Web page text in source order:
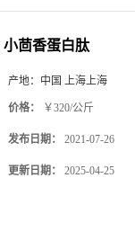
小茴香蛋白肽
产地： 中国 上海上海
价格： ￥320/公斤
发布日期： 2021-07-26
更新日期： 2025-04-25